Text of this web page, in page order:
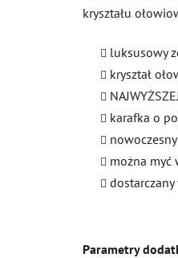
kryształu
luksusowy
kryształ
karafka o
można myć
Parametry